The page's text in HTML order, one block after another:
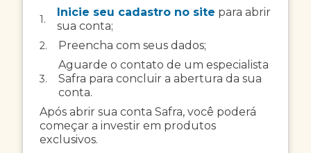
1.
Inicie seu cadastro no site para abrir
sua conta;
2. Preencha com seus dados;
3.
Aguarde o contato de um especialista
Safra para concluir a abertura da sua
conta.
Após abrir sua conta Safra, você poderá
começar a investir em produtos
exclusivos.